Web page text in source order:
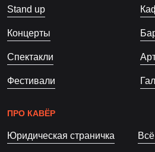
Stand up
Концерты
Спектакли
Фестивали
ПРО КАВЁР
Юридическая страничка